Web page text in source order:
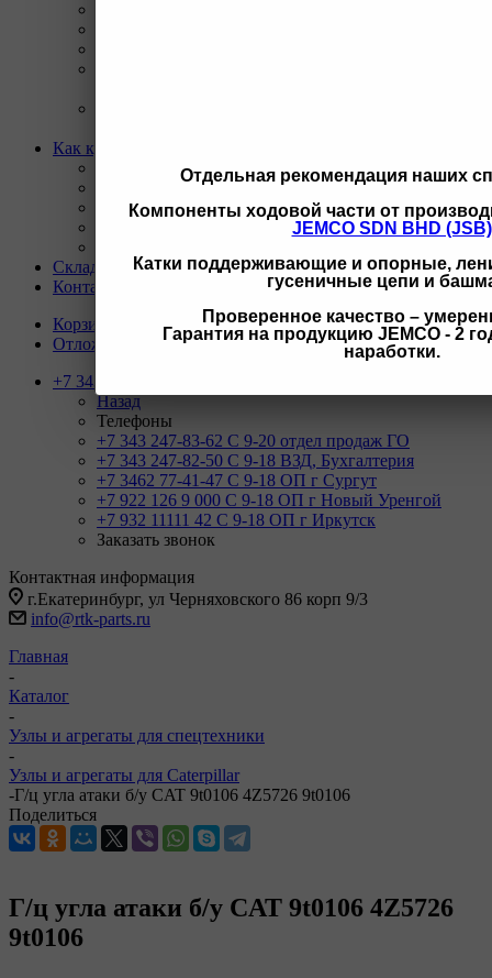
Отдельная рекомендация наших
Компоненты ходовой части от
JEMCO SDN BHD (JSB)
Катки поддерживающие и опорные,
гусеничные цепи и
Проверенное качество –
Гарантия на продукцию JEMCO - 2
наработки.
Как купить
Условия оплаты
Склады
Контакты
Корзина
Отложенные
+7 343 247-83-62
Назад
Телефоны
+7 343 247-83-62 С 9-20 отдел продаж ГО
+7 343 247-82-50 С 9-18 ВЗД, Бухгалтерия
+7 3462 77-41-47 С 9-18 ОП г Сургут
+7 922 126 9 000 С 9-18 ОП г Новый Уренгой
+7 932 11111 42 С 9-18 ОП г Иркутск
Заказать звонок
Контактная информация
г.Екатеринбург, ул Черняховского 86 корп 9/3
info@rtk-parts.ru
Главная
-
Каталог
-
Узлы и агрегаты для спецтехники
-
Узлы и агрегаты для Caterpillar
-Г/ц угла атаки б/у CAT 9t0106 4Z5726 9t0106
Поделиться
Г/ц угла атаки б/у CAT 9t0106 4Z5726
9t0106